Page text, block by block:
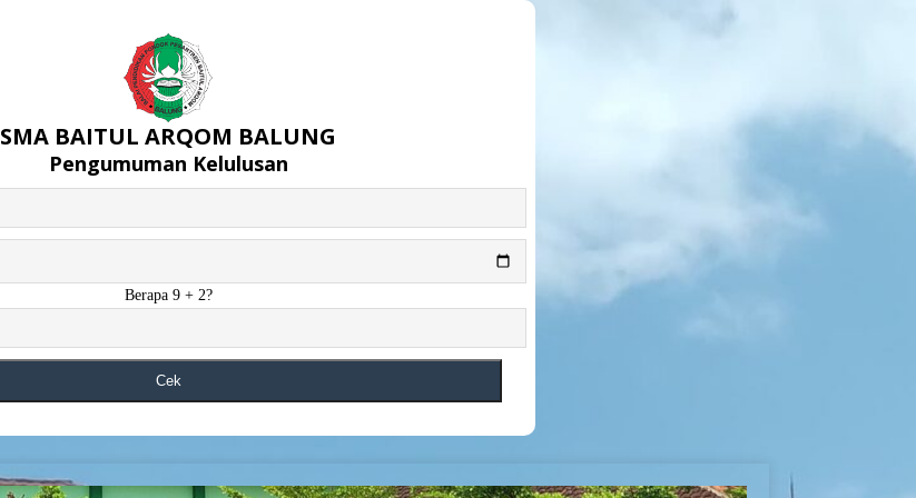
SMA BAITUL ARQOM BALUNG
Pengumuman Kelulusan
Berapa 9 + 2?
Cek